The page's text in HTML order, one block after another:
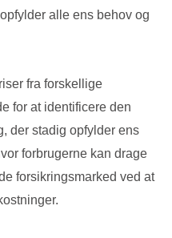
alle ens behov og
fra forskellige
for at identificere den
der stadig opfylder ens
forbrugerne kan drage
forsikringsmarked ved at